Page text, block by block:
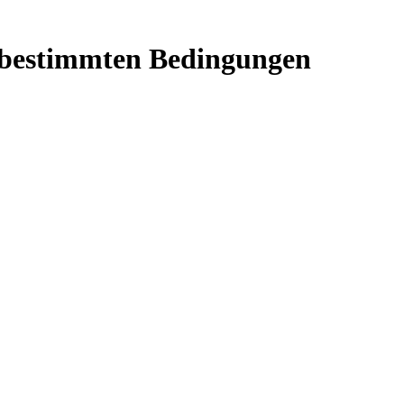
Bedingungen